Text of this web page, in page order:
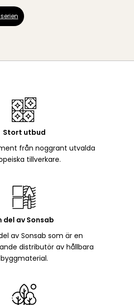
Stort utbud
från noggrant utvalda
tillverkare.
del av Sonsab
av Sonsab som är en
distributör av hållbara
byggmaterial.